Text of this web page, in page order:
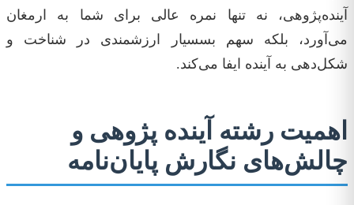
آینده‌پژوهی، نه تنها نمره عالی برای شما به ارمغان
می‌آورد، بلکه سهم بسسیار ارزشمندی در شناخت و
شکل‌دهی به آینده ایفا می‌کند.
اهمیت رشته آینده پژوهی و
چالش‌های نگارش پایان‌نامه